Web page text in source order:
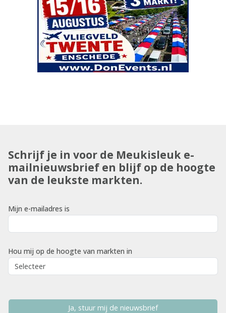
Schrijf je in voor de Meukisleuk e-
mailnieuwsbrief en blijf op de hoogte
van de leukste markten.
Mijn e-mailadres is
Hou mij op de hoogte van markten in
Ja, stuur mij de nieuwsbrief